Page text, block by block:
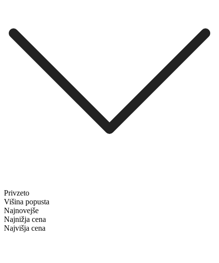
Privzeto
Višina popusta
Najnovejše
Najnižja cena
Najvišja cena